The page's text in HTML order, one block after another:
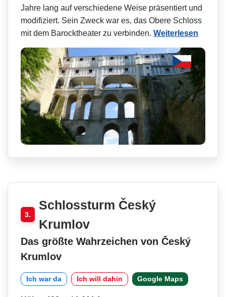
Jahre lang auf verschiedene Weise präsentiert und
modifiziert. Sein Zweck war es, das Obere Schloss
mit dem Barocktheater zu verbinden. Weiterlesen
3.
Schlossturm Český
Krumlov
Das größte Wahrzeichen von Český
Krumlov
Ich war da Ich will dahin Google Maps